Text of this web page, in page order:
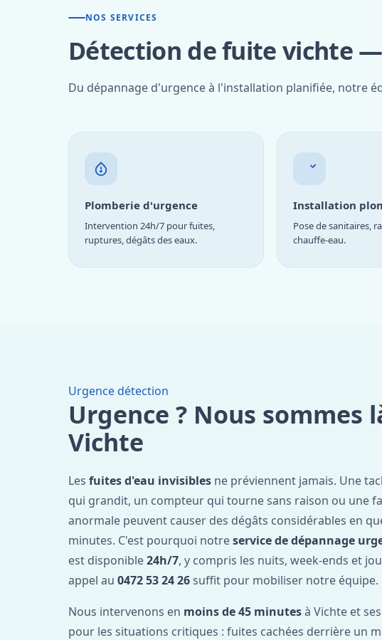
NOS SERVICES
Détection de fuite vichte
Du dépannage d'urgence à l'installation planifiée, notre
Plomberie d'urgence
Intervention 24h/7 pour fuites,
ruptures, dégâts des eaux.
Installation
Pose de sanitaires,
chauffe-eau.
Urgence détection
Urgence ? Nous sommes
Vichte
Les fuites d'eau invisibles ne préviennent jamais. Une
qui grandit, un compteur qui tourne sans raison ou une
anormale peuvent causer des dégâts considérables en
minutes. C'est pourquoi notreservice de dépannage
est disponible24h/7, y compris les nuits, week-ends et
appel au 0472 53 24 26suffit pour mobiliser notre équipe.
Nous intervenons en moins de 45 minutesà Vichte et
pour les situations critiques : fuites cachées derrière un